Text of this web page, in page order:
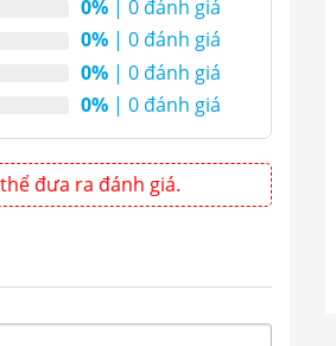
0% | 0 đánh giá
0% | 0 đánh giá
0% | 0 đánh giá
0% | 0 đánh giá
đưa ra đánh giá.